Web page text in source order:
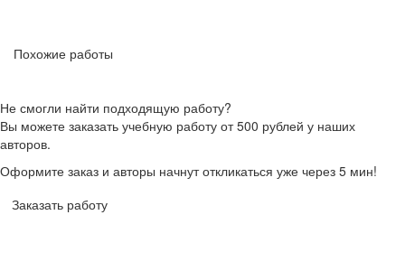
Похожие работы
Не смогли найти подходящую работу?
Вы можете заказать учебную работу от 500 рублей у наших
авторов.
Оформите заказ и авторы начнут откликаться уже через 5 мин!
Заказать работу